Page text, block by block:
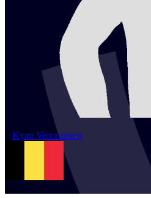
1 Kyan Vercauteren
BEL